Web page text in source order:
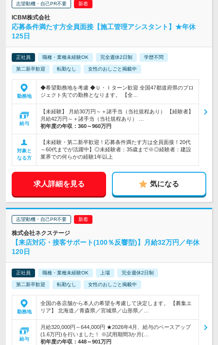
志望動機・自己PR不要
ICBM株式会社
応募条件満たす方全員面接【施工管理アシスタント】★年休
125日
正社員 職種・業種未経験OK 完全週休2日制 学歴不問
第二新卒歓迎 転勤なし 女性のおしごと掲載中
勤務地
◆希望勤務地を考慮 ◆Ｕ・Ｉターン歓迎 全国47都道府県のプロ
ジェクト先での勤務となります。 【全…
給与
【未経験】 月給30万円～＋諸手当（当社規程あり） 【経験者】
月給42万円～＋諸手当（当社規程あり） …
初年度の年収： 360～960万円
対象と
なる方
【未経験・第二新卒歓迎！応募条件満たす方は全員面接！20代
～60代までが活躍中】◎未経験者：35歳まで※◎経験者：建設
業界での何らかの経験1年以上
求人詳細を見る 気になる
志望動機・自己PR不要
株式会社ネクステージ
【来店対応・接客サポート(100％反響型)】月給32万円／年休
120日
正社員 職種・業種未経験OK 上場 完全週休2日制
第二新卒歓迎 転勤なし 女性のおしごと掲載中
勤務地
全国の各店舗から本人の希望を考慮して決定します。 【募集エ
リア】 北海道／青森県／宮城県／山形県／…
給与
月給320,000円～644,000円 ★2026年4月、給与のベースアップ
(1.6万円)を行いました！ ※試用期間3か月(…
初年度の年収： 448～901万円